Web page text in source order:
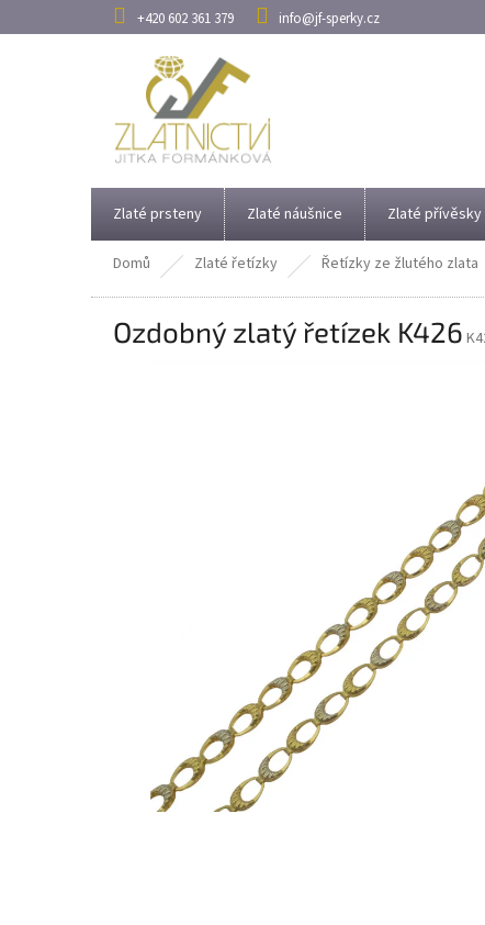
na
+420 602 361 379 info@jf-sperky.cz
Zlaté prsteny Zlaté náušnice Zlaté přívěsky
Domů Zlaté řetízky Řetízky ze žlutého zlata
Ozdobný zlatý řetízek K426